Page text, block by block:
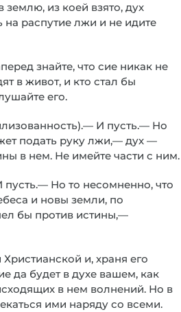
из коей взято, дух
на распутие лжи и не идите
знайте, что сие никак не
в живот, и кто стал бы
его.
И пусть.— Но
подать руку лжи,— дух —
в нем. Не имейте части с ним.
пусть.— Но то несомненно, что
и новы земли, по
бы против истины,—
и, храня его
да будет в духе вашем, как
в нем волнений. Но в
ими наряду со всеми.